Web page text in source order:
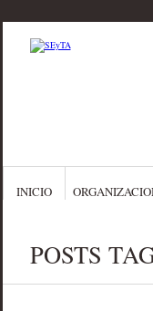
INICIO
POSTS